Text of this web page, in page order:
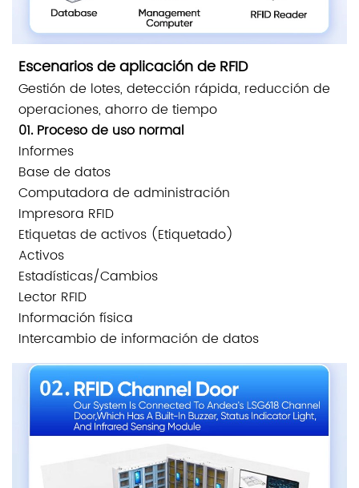
Escenarios de aplicación de RFID
Gestión de lotes, detección rápida, reducción de
operaciones, ahorro de tiempo
01. Proceso de uso normal
Informes
Base de datos
Computadora de administración
Impresora RFID
Etiquetas de activos (Etiquetado)
Activos
Estadísticas/Cambios
Lector RFID
Información física
Intercambio de información de datos